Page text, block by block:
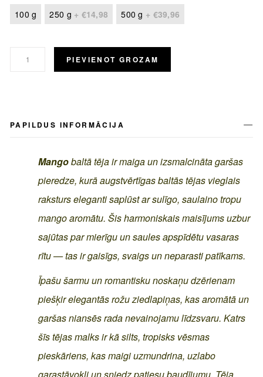
100 g
250 g + €14,98 500 g + €39,96
PIEVIENOT GROZAM
PAPILDUS INFORMĀCIJA
Mangobaltā tēja ir maiga un izsmalcināta garšas
pieredze, kurā augstvērtīgas baltās tējas vieglais
raksturs eleganti saplūst ar sulīgo, saulaino tropu
mango aromātu. Šis harmoniskais maisījums uzbur
sajūtas par mierīgu un saules apspīdētu vasaras
rītu — tas ir gaisīgs, svaigs un neparasti patīkams.
Īpašu šarmu un romantisku noskaņu dzērienam
piešķir elegantās rožu ziedlapiņas, kas aromātā un
garšas niansēs rada nevainojamu līdzsvaru. Katrs
šīs tējas malks ir kā silts, tropisks vēsmas
pieskāriens, kas maigi uzmundrina, uzlabo
garastāvokli un sniedz patiesu baudījumu. Tēja